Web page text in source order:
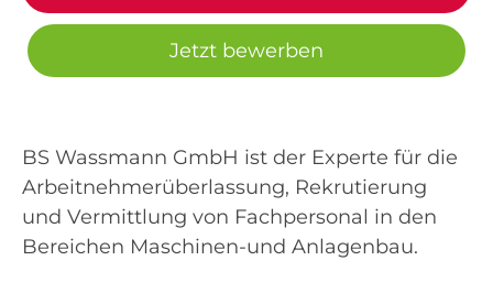
Jetzt bewerben
BS Wassmann GmbH ist der Experte für die
Arbeitnehmerüberlassung, Rekrutierung
und Vermittlung von Fachpersonal in den
Bereichen Maschinen-und Anlagenbau.